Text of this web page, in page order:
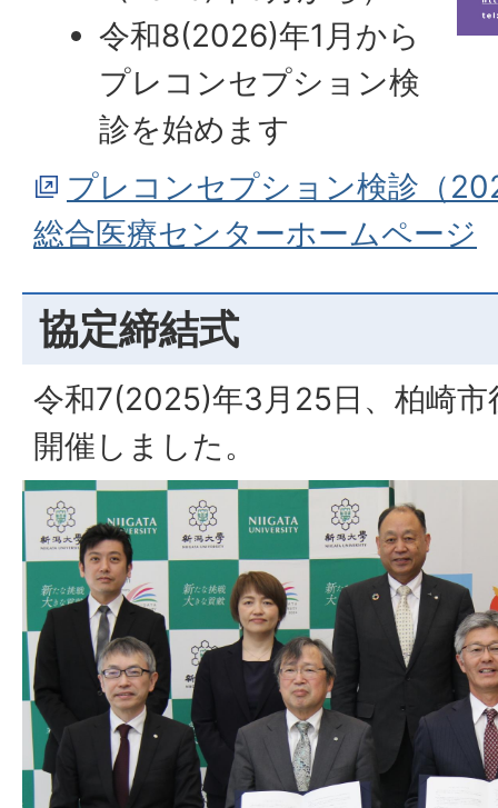
令和8(2026)年1月から
プレコンセプション検
診を始めます
プレコンセプション検診（
総合医療センターホームページ
協定締結式
令和7(2025)年3月25日、柏崎市
開催しました。